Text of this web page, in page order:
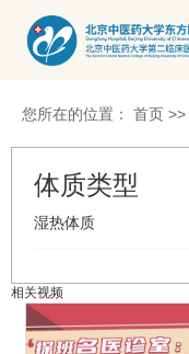
您所在的位置： 首页 >>
体质类型
湿热体质
相关视频